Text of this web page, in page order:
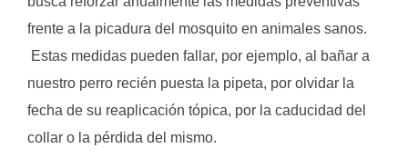
frente a la picadura del mosquito en animales sanos.
Estas medidas pueden fallar, por ejemplo, al bañar a
nuestro perro recién puesta la pipeta, por olvidar la
fecha de su reaplicación tópica, por la caducidad del
collar o la pérdida del mismo.